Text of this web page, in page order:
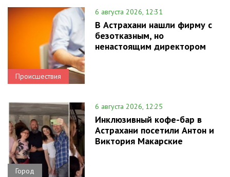
Происшествия
6 августа 2026, 12:31
В Астрахани нашли фирму с
безотказным, но
ненастоящим директором
Город
6 августа 2026, 12:25
Инклюзивный кофе-бар в
Астрахани посетили Антон и
Виктория Макарские